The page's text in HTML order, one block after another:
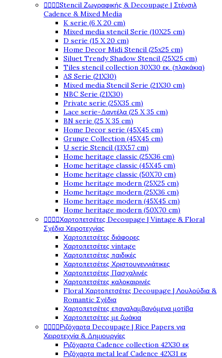
Stencil Ζωγραφικής & Decoupage | Στένσιλ
Cadence & Mixed Media
K serie (6 X 20 cm)
Mixed media stencil Serie (10X25 cm)
D serie (15 X 20 cm)
Home Decor Midi Stencil (25x25 cm)
Siluet Trendy Shadow Stencil (25X25 cm)
Tiles stencil collection 30X30 εκ. (πλακάκια)
AS Serie (21X30)
Mixed media Stencil Serie (21X30 cm)
NBC Serie (21X30)
Private serie (25X35 cm)
Lace serie-Δαντέλα (25 X 35 cm)
BN serie (25 X 35 cm)
Home Decor serie (45X45 cm)
Grunge Collection (45X45 cm)
U serie Stencil (13X57 cm)
Home heritage classic (25X36 cm)
Home heritage classic (45X45 cm)
Home heritage classic (50X70 cm)
Home heritage modern (25X25 cm)
Home heritage modern (25X36 cm)
Home heritage modern (45X45 cm)
Home heritage modern (50X70 cm)
Χαρτοπετσέτες Decoupage | Vintage & Floral
Σχέδια Χειροτεχνίας
Χαρτοπετσέτες διάφορες
Χαρτοπετσέτες vintage
Χαρτοπετσέτες παιδικές
Χαρτοπετσέτες Χριστουγεννιάτικες
Χαρτοπετσέτες Πασχαλινές
Χαρτοπετσέτες καλοκαιρινές
Floral Χαρτοπετσέτες Decoupage | Λουλούδια &
Romantic Σχέδια
Χαρτοπετσέτες επαναλαμβανόμενα μοτίβα
Χαρτοπετσέτες με ζωάκια
Ριζόχαρτα Decoupage | Rice Papers για
Χειροτεχνία & Δημιουργίες
Ριζόχαρτα Cadence collection 42X30 εκ
Ριζόχαρτα metal leaf Cadence 42X31 εκ